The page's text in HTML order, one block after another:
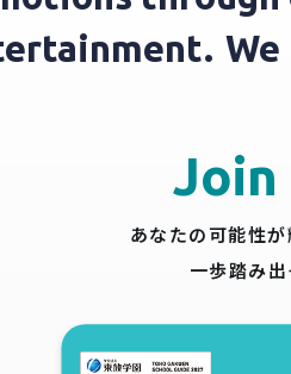
Join
あなたの可能性が
一歩踏み出